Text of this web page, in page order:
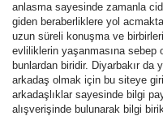
anlasma sayesinde zamanla
giden beraberliklere yol
uzun süreli konuşma ve
evliliklerin yaşanmasına sebep
bunlardan biridir. Diyarbakır
arkadaş olmak için bu siteye
arkadaşlıklar sayesinde bilgi
alışverişinde bulunarak bilgi